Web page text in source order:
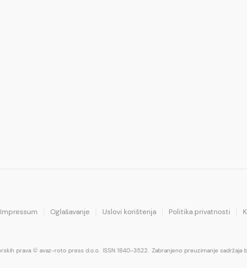
Impressum Oglašavanje Uslovi korištenja Politika privatnosti
prava © avaz-roto press d.o.o. ISSN 1840-3522. Zabranjeno preuzimanje sadržaja